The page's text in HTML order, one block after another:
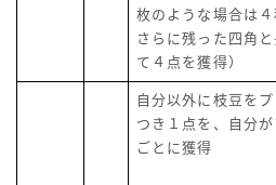
枚のような場合は
さらに残った四角
て４点を獲得）
自分以外に枝豆を
つき１点を、自分
ごとに獲得